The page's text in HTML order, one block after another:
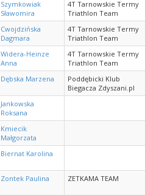
Szymkowiak
Sławomira
4T Tarnowskie Termy
Triathlon Team
Cwojdzińska
Dagmara
4T Tarnowskie Termy
Triathlon Team
Widera-Heinze
Anna
4T Tarnowskie Termy
Triathlon Team
Dębska Marzena
Poddębicki Klub
Biegacza Zdyszani.pl
Jankowska
Roksana
Kmiecik
Małgorzata
Biernat Karolina
Zontek Paulina ZETKAMA TEAM